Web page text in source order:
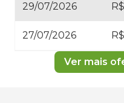
29/07/2026
27/07/2026
Ver mais